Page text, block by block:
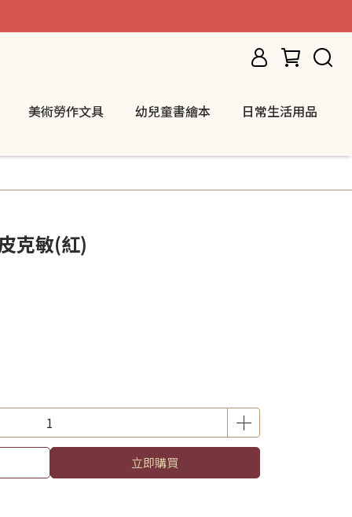
美術勞作文具 幼兒童書繪本 日常生活用品
克敏(紅)
立即購買